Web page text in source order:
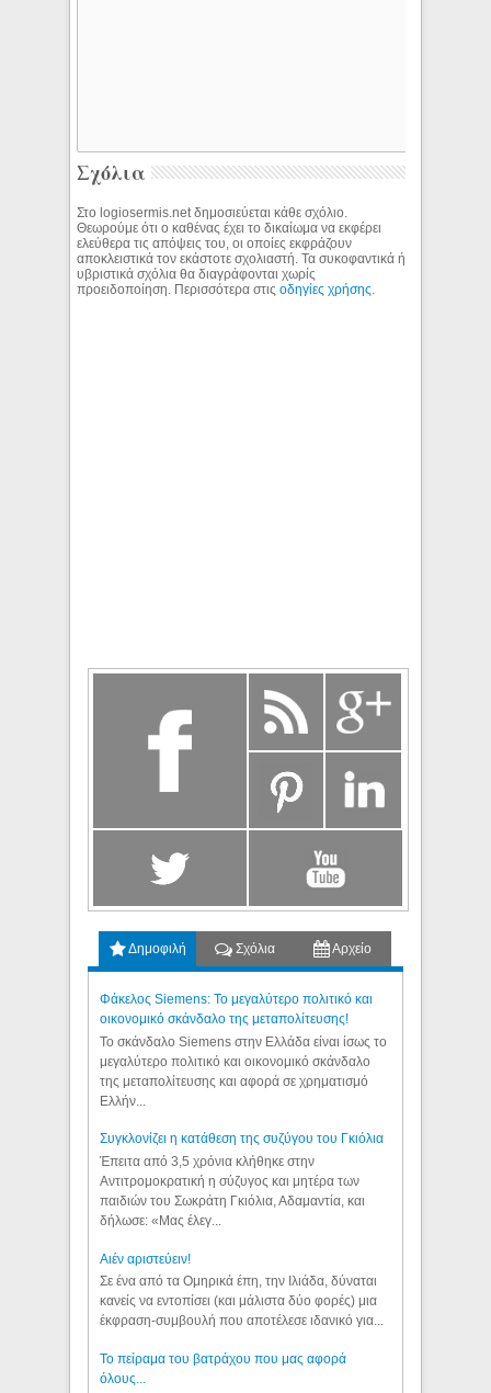
Σχόλια
Στο logiosermis.net δημοσιεύεται κάθε σχόλιο.
Θεωρούμε ότι ο καθένας έχει το δικαίωμα να εκφέρει
ελεύθερα τις απόψεις του, οι οποίες εκφράζουν
αποκλειστικά τον εκάστοτε σχολιαστή. Τα συκοφαντικά ή
υβριστικά σχόλια θα διαγράφονται χωρίς
προειδοποίηση. Περισσότερα στιςοδηγίες χρήσης
Δημοφιλή Σχόλια Αρχείο
Φάκελος Siemens: Το μεγαλύτερο πολιτικό και
οικονομικό σκάνδαλο της μεταπολίτευσης!
Το σκάνδαλο Siemens στην Ελλάδα είναι ίσως το
μεγαλύτερο πολιτικό και οικονομικό σκάνδαλο
της μεταπολίτευσης και αφορά σε χρηματισμό
Ελλήν...
Συγκλονίζει η κατάθεση της συζύγου του Γκιόλια
Έπειτα από 3,5 χρόνια κλήθηκε στην
Αντιτρομοκρατική η σύζυγος και μητέρα των
παιδιών του Σωκράτη Γκιόλια, Αδαμαντία, και
δήλωσε: «Μας έλεγ...
Aιέν αριστεύειν!
Σε ένα από τα Ομηρικά έπη, την Ιλιάδα, δύναται
κανείς να εντοπίσει (και μάλιστα δύο φορές) μια
έκφραση-συμβουλή που αποτέλεσε ιδανικό για...
Το πείραμα του βατράχου που μας αφορά
όλους...